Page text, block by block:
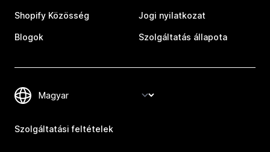
Shopify Közösség
Blogok
Jogi nyilatkozat
Szolgáltatás állapota
Szolgáltatási feltételek